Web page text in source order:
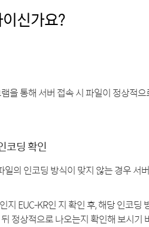
신가요?
을 통해 서버 접속 시 파일이 정상적
코딩 확인
의 인코딩 방식이 맞지 않는 경우 서
EUC-KR인 지 확인 후, 해당 인코딩
정상적으로 나오는지 확인해 보시기